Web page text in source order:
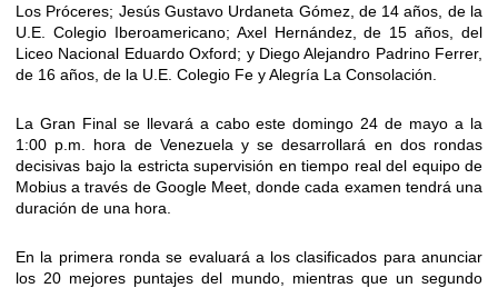
Los Próceres; Jesús Gustavo Urdaneta Gómez, de 14 años, de la
U.E. Colegio Iberoamericano; Axel Hernández, de 15 años, del
Liceo Nacional Eduardo Oxford; y Diego Alejandro Padrino Ferrer,
de 16 años, de la U.E. Colegio Fe y Alegría La Consolación.
La Gran Final se llevará a cabo este domingo 24 de mayo a la
1:00 p.m. hora de Venezuela y se desarrollará en dos rondas
decisivas bajo la estricta supervisión en tiempo real del equipo de
Mobius a través de Google Meet, donde cada examen tendrá una
duración de una hora.
En la primera ronda se evaluará a los clasificados para anunciar
los 20 mejores puntajes del mundo, mientras que un segundo